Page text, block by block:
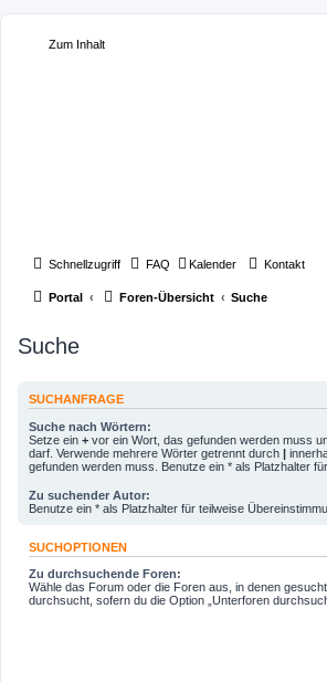
Zum Inhalt
Schnellzugriff FAQ Kalender Kontakt
Portal Foren-Übersicht Suche
Suche
SUCHANFRAGE
Suche nach Wörtern:
Setze ein + vor ein Wort, das gefunden werden muss
darf. Verwende mehrere Wörter getrennt durch |
gefunden werden muss. Benutze ein * als Platzhalter
Zu suchender Autor:
Benutze ein * als Platzhalter für teilweise
SUCHOPTIONEN
Zu durchsuchende Foren:
Wähle das Forum oder die Foren aus, in denen
durchsucht, sofern du die Option „Unterforen